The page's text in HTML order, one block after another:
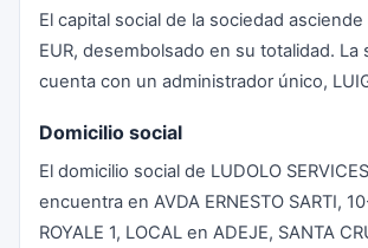
El capital social de la sociedad
EUR, desembolsado en su totalidad. La
cuenta con un administrador único,
Domicilio social
El domicilio social de LUDOLO
encuentra en AVDA ERNESTO SARTI,
ROYALE 1, LOCAL en ADEJE, SANTA